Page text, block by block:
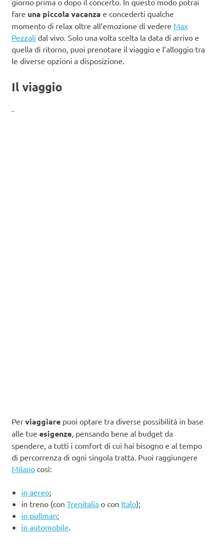
fare una piccola vacanza e concederti qualche
momento di relax oltre all’emozione di vedere Max
Pezzali dal vivo. Solo una volta scelta la data di arrivo e
quella di ritorno, puoi prenotare il viaggio e l’alloggio tra
le diverse opzioni a disposizione.
Il viaggio
-
Per viaggiare puoi optare tra diverse possibilità in base
alle tue esigenze , pensando bene al budget da
spendere, a tutti i comfort di cui hai bisogno e al tempo
di percorrenza di ogni singola tratta. Puoi raggiungere
Milano così:
in aereo;
in treno (con Trenitalia o con Italo);
in pullman;
in automobile